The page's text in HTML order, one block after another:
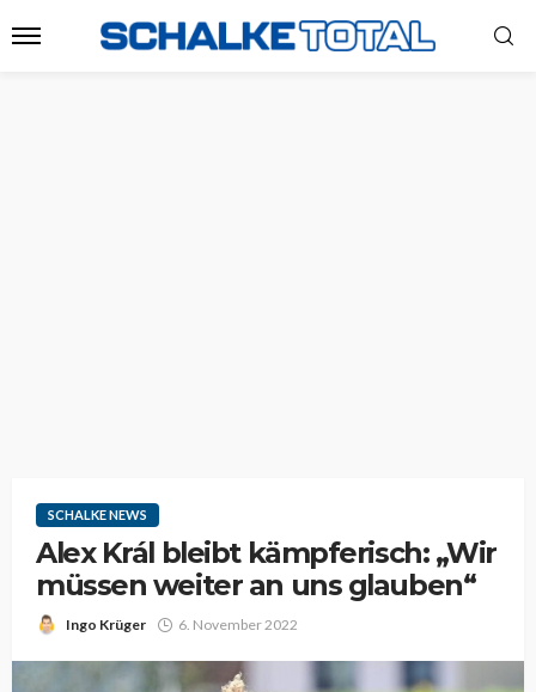
SCHALKE NEWS
Alex Král bleibt kämpferisch: „Wir
müssen weiter an uns glauben“
Ingo Krüger 6. November 2022